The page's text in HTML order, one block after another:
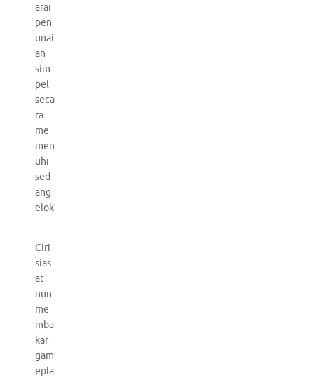
arai
pen
unai
an
sim
pel
seca
ra
me
men
uhi
sed
ang
elok
.
Ciri
sias
at
nun
me
mba
kar
gam
epla